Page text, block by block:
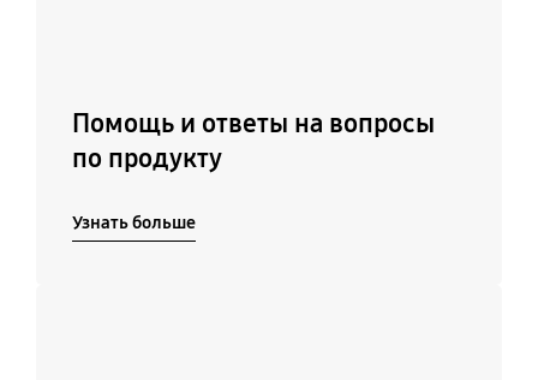
Помощь и ответы на вопросы
по продукту
Узнать больше